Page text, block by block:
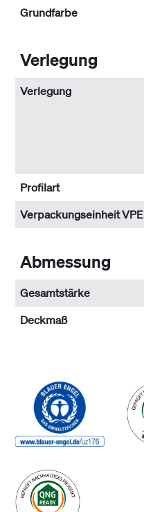
Grundfarbe
Verlegung
Verlegung
Profilart
Verpackungseinheit VPE
Abmessung
Gesamtstärke
Deckmaß